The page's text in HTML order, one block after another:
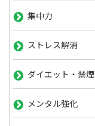
集中力
ストレス解消
ダイエット・禁煙
メンタル強化